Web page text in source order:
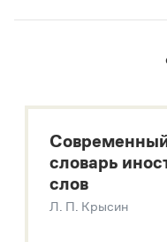
В метасловаре
Русский
Большой толковый
Современный словарь
Звук – технология
словарь
слов
Л. П. Крысин